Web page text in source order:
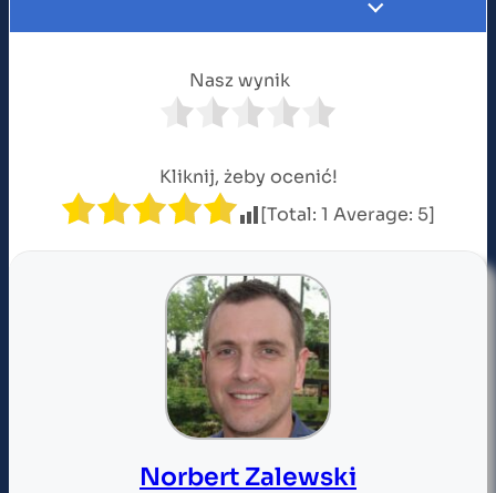
Nasz wynik
Kliknij, żeby ocenić!
[Total: 1 Average: 5]
Norbert Zalewski